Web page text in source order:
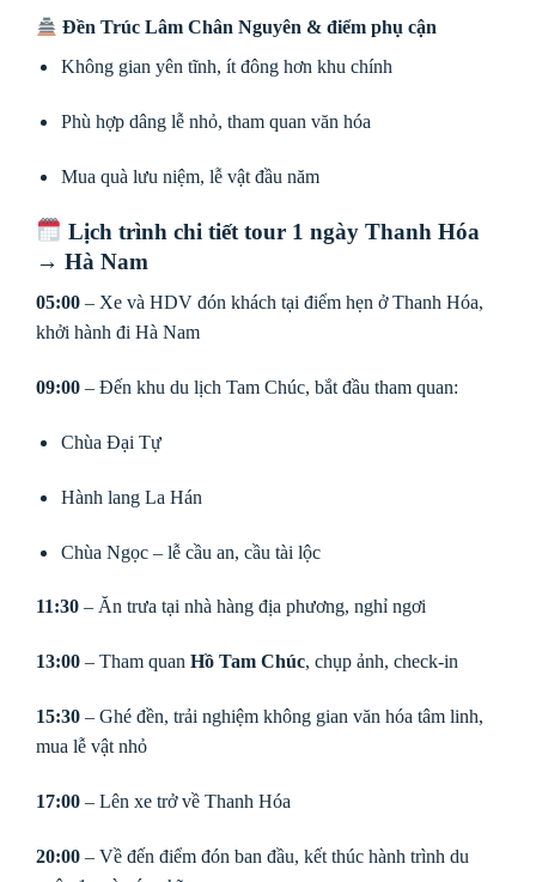
Đền Trúc Lâm Chân Nguyên & điểm phụ cận
Không gian yên tĩnh, ít đông hơn khu chính
Phù hợp dâng lễ nhỏ, tham quan văn hóa
Mua quà lưu niệm, lễ vật đầu năm
Lịch trình chi tiết tour 1 ngày Thanh Hóa
→ Hà Nam
05:00 – Xe và HDV đón khách tại điểm hẹn ở Thanh Hóa,
khởi hành đi Hà Nam
09:00 – Đến khu du lịch Tam Chúc, bắt đầu tham quan:
Chùa Đại Tự
Hành lang La Hán
Chùa Ngọc – lễ cầu an, cầu tài lộc
11:30 – Ăn trưa tại nhà hàng địa phương, nghỉ ngơi
13:00 – Tham quan Hồ Tam Chúc, chụp ảnh, check-in
15:30 – Ghé đền, trải nghiệm không gian văn hóa tâm linh,
mua lễ vật nhỏ
17:00 – Lên xe trở về Thanh Hóa
20:00 – Về đến điểm đón ban đầu, kết thúc hành trình du